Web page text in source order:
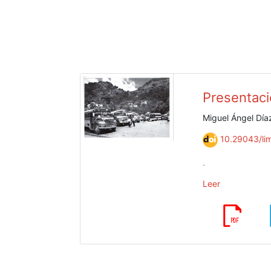
Miguel Ángel
10.29043/
.
Leer